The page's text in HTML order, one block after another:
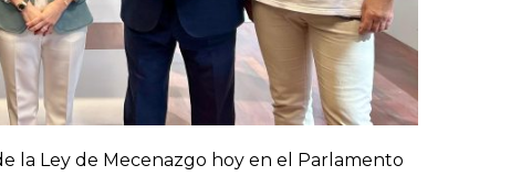
la Ley de Mecenazgo hoy en el Parlamento